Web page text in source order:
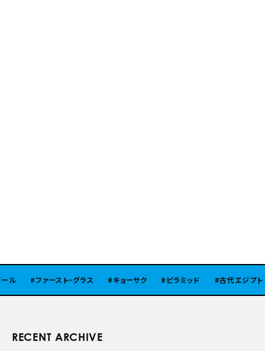
ファースト・グラス キョーサク ピラミッド 古代エジプト
RECENT ARCHIVE